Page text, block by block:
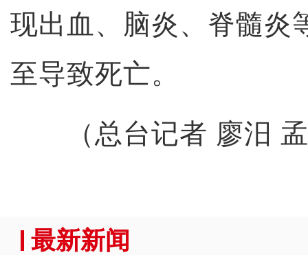
现出血、脑炎、脊髓炎
至导致死亡。
（总台记者 廖汨 孟
最新新闻